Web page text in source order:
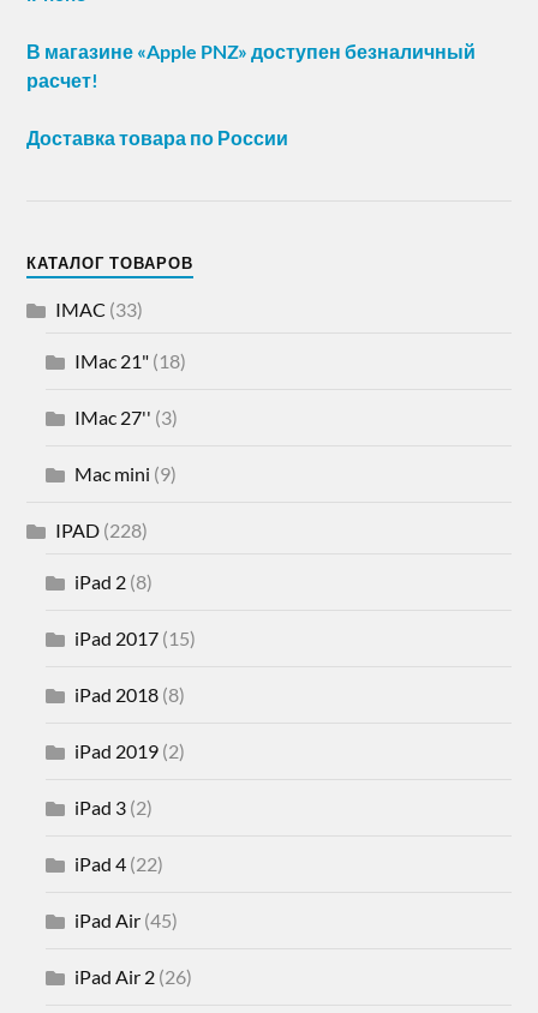
В магазине «Apple PNZ» доступен безналичный
расчет!
Доставка товара по России
КАТАЛОГ ТОВАРОВ
IMAC (33)
IMac 21" (18)
IMac 27'' (3)
Mac mini (9)
IPAD (228)
iPad 2 (8)
iPad 2017 (15)
iPad 2018 (8)
iPad 2019 (2)
iPad 3 (2)
iPad 4 (22)
iPad Air (45)
iPad Air 2 (26)